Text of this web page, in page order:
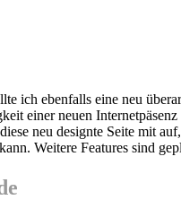
ich ebenfalls eine neu
einer neuen
neu designte Seite mit
Weitere Features sind